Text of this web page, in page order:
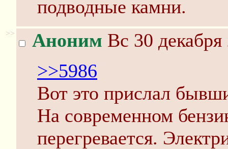
подводные камни.
>> Аноним Вс 30
>>5986
Вот это прислал
На современном
перегревается.